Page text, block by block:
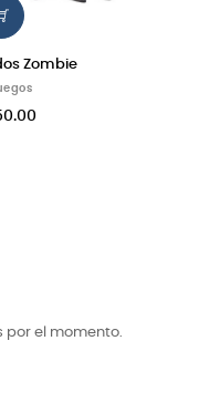
Zombie
por el momento.